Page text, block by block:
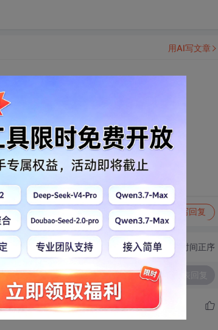
举报 写回复
用AI写文章
切换为时间正序